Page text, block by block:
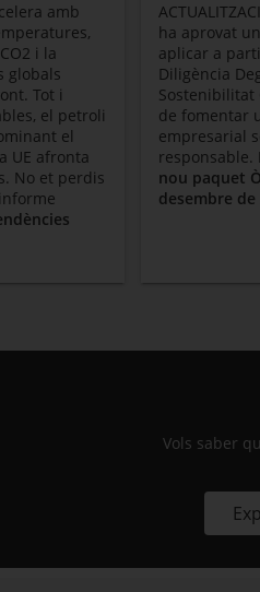
amb
i la
globals
Tot i
el petroli
el
UE afronta
No et perdis
ha aprovat
aplicar a
Diligència
Sostenibilitat
de fomentar
empresarial
responsable.
nou paquet
desembre de
Vols saber